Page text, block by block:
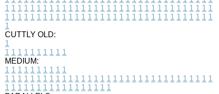
1 1 1 1 1 1 1 1 1 1 1 1 1 1 1 1 1 1 1 1 1 1 1 1 1 1 1 1 1 1 1 1 1
1 1 1 1 1 1 1 1 1 1 1 1 1 1 1 1 1 1 1 1 1 1 1 1 1 1 1 1 1 1 1 1 1
1
CUTTLY OLD:
1
1 1 1 1 1 1 1 1 1 1
MEDIUM:
1 1 1 1 1 1 1 1 1 1
1 1 1 1 1 1 1 1 1 1 1 1 1 1 1 1 1 1 1 1 1 1 1 1 1 1 1 1 1 1 1 1 1
1 1 1 1 1 1 1 1 1 1 1 1 1 1 1 1 1